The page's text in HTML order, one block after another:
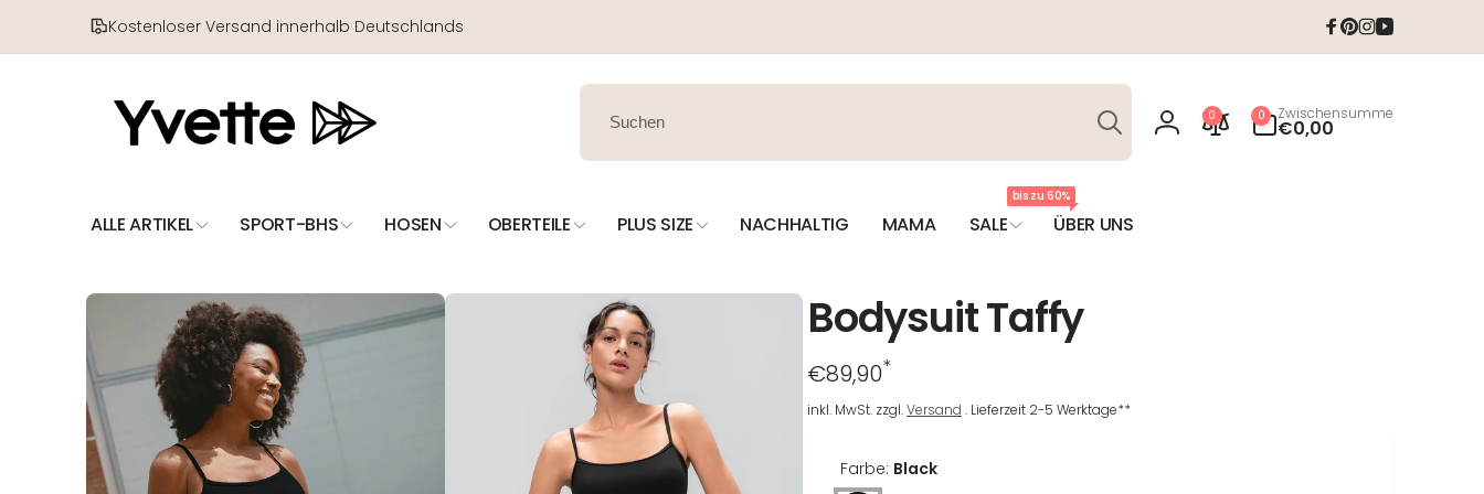
Kostenloser Versand innerhalb Deutschlands Facebook
Pinterest
Instagram
YouTube
Suchen
Einloggen
0 0
Artikel
Zwischensumme
€0,00
ALLE ARTIKEL SPORT-BHS HOSEN OBERTEILE PLUS SIZE NACHHALTIG MAMA SALE
bis zu 60%
ÜBER UNS
Produktinformationen
Bodysuit Taffy
Regulärer
Preis
€89,90*
inkl. MwSt. zzgl.Versand . Lieferzeit 2-5 Werktage**
Farbe: Black